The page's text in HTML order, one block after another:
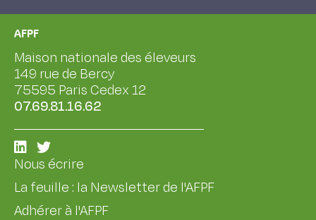
AFPF
Maison nationale des éleveurs
149 rue de Bercy
75595 Paris Cedex 12
07.69.81.16.62
Nous écrire
La feuille : la Newsletter de l'AFPF
Adhérer à l'AFPF